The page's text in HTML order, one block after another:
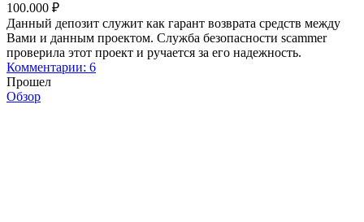
100.000 ₽
Данный депозит служит как гарант возврата средств между
Вами и данным проектом. Служба безопасности scammer
проверила этот проект и ручается за его надежность.
Комментарии: 6
Прошел
Обзор